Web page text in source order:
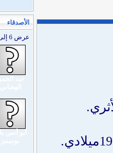
الأصدقاء
عرض 6 إلى 6 من الأصدقاء